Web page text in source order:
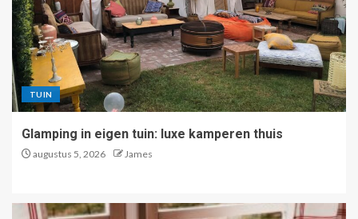
TUIN
Glamping in eigen tuin: luxe kamperen thuis
augustus 5, 2026 James